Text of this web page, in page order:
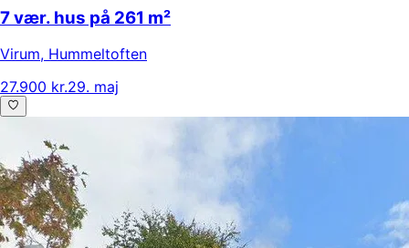
7 vær. hus på 261 m²
Virum, Hummeltoften
27.900 kr.29. maj